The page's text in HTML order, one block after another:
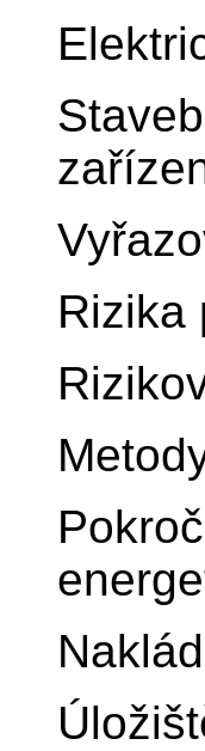
Rizika